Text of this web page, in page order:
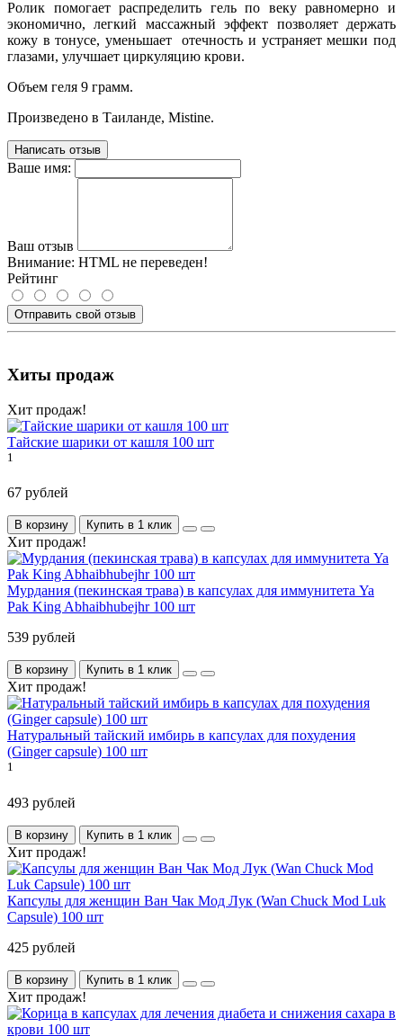
Ролик помогает распределить гель по веку равномерно и
экономично, легкий массажный эффект позволяет держать
кожу в тонусе, уменьшает отечность и устраняет мешки под
глазами, улучшает циркуляцию крови.
Объем геля 9 грамм.
Произведено в Таиланде, Mistine.
Написать отзыв
Ваше имя:
Ваш отзыв
Внимание: HTML не переведен!
Рейтинг
Отправить свой отзыв
Хиты продаж
Хит продаж!
Тайские шарики от кашля 100 шт
1
67 рублей
В корзину Купить в 1 клик
Хит продаж!
Мурдания (пекинская трава) в капсулах для иммунитета Ya
Pak King Abhaibhubejhr 100 шт
539 рублей
В корзину Купить в 1 клик
Хит продаж!
Натуральный тайский имбирь в капсулах для похудения
(Ginger capsule) 100 шт
1
493 рублей
В корзину Купить в 1 клик
Хит продаж!
Капсулы для женщин Ван Чак Мод Лук (Wan Chuck Mod Luk
Capsule) 100 шт
425 рублей
В корзину Купить в 1 клик
Хит продаж!